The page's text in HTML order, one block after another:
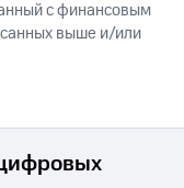
с финансовым
выше и/или